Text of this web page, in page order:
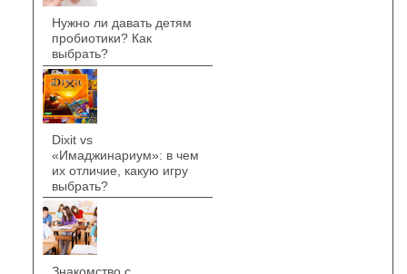
Нужно ли давать детям
пробиотики? Как
выбрать?
Dixit vs
«Имаджинариум»: в чем
их отличие, какую игру
выбрать?